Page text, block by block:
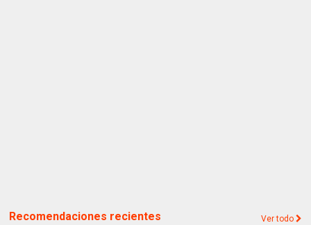
Recomendaciones recientes Ver todo